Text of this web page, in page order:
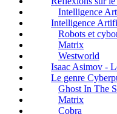
Intelligence
Intelligence
Robots et
Matrix
Westworld
Isaac Asimov -
Le genre
Ghost In The
Matrix
Cobra